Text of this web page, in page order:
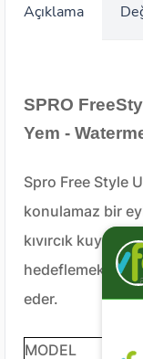
Açıklama
SPRO
Yem -
Spro Free Style
konulamaz bir
kıvırcık kuyruk
hedeflemek için
eder.
MODEL